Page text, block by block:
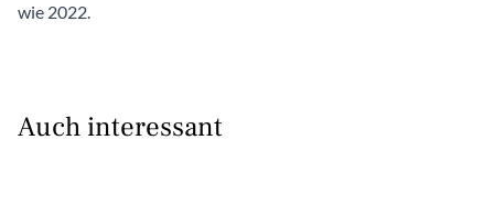
wie 2022.
Auch interessant